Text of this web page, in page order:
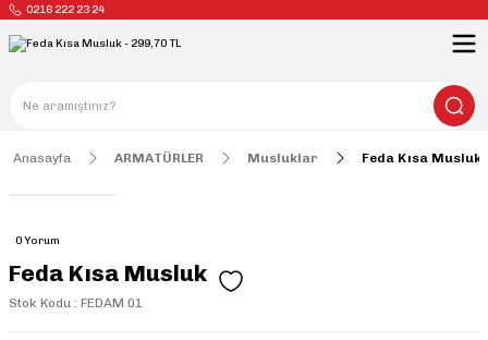
0216 222 23 24
Anasayfa ARMATÜRLER Musluklar Feda Kısa Musluk
0 Yorum
Feda Kısa Musluk
Stok Kodu : FEDAM 01